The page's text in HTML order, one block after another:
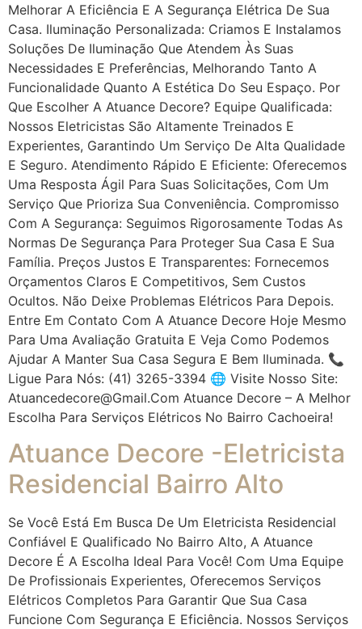
Melhorar A Eficiência E A Segurança Elétrica De Sua
Casa. Iluminação Personalizada: Criamos E Instalamos
Soluções De Iluminação Que Atendem Às Suas
Necessidades E Preferências, Melhorando Tanto A
Funcionalidade Quanto A Estética Do Seu Espaço. Por
Que Escolher A Atuance Decore? Equipe Qualificada:
Nossos Eletricistas São Altamente Treinados E
Experientes, Garantindo Um Serviço De Alta Qualidade
E Seguro. Atendimento Rápido E Eficiente: Oferecemos
Uma Resposta Ágil Para Suas Solicitações, Com Um
Serviço Que Prioriza Sua Conveniência. Compromisso
Com A Segurança: Seguimos Rigorosamente Todas As
Normas De Segurança Para Proteger Sua Casa E Sua
Família. Preços Justos E Transparentes: Fornecemos
Orçamentos Claros E Competitivos, Sem Custos
Ocultos. Não Deixe Problemas Elétricos Para Depois.
Entre Em Contato Com A Atuance Decore Hoje Mesmo
Para Uma Avaliação Gratuita E Veja Como Podemos
Ajudar A Manter Sua Casa Segura E Bem Iluminada. 📞
Ligue Para Nós: (41) 3265-3394 🌐 Visite Nosso Site:
Atuancedecore@gmail.com Atuance Decore – A Melhor
Escolha Para Serviços Elétricos No Bairro Cachoeira!
Atuance Decore -Eletricista
Residencial Bairro Alto
Se Você Está Em Busca De Um Eletricista Residencial
Confiável E Qualificado No Bairro Alto, A Atuance
Decore É A Escolha Ideal Para Você! Com Uma Equipe
De Profissionais Experientes, Oferecemos Serviços
Elétricos Completos Para Garantir Que Sua Casa
Funcione Com Segurança E Eficiência. Nossos Serviços